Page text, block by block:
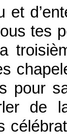
et
tes
pour
de